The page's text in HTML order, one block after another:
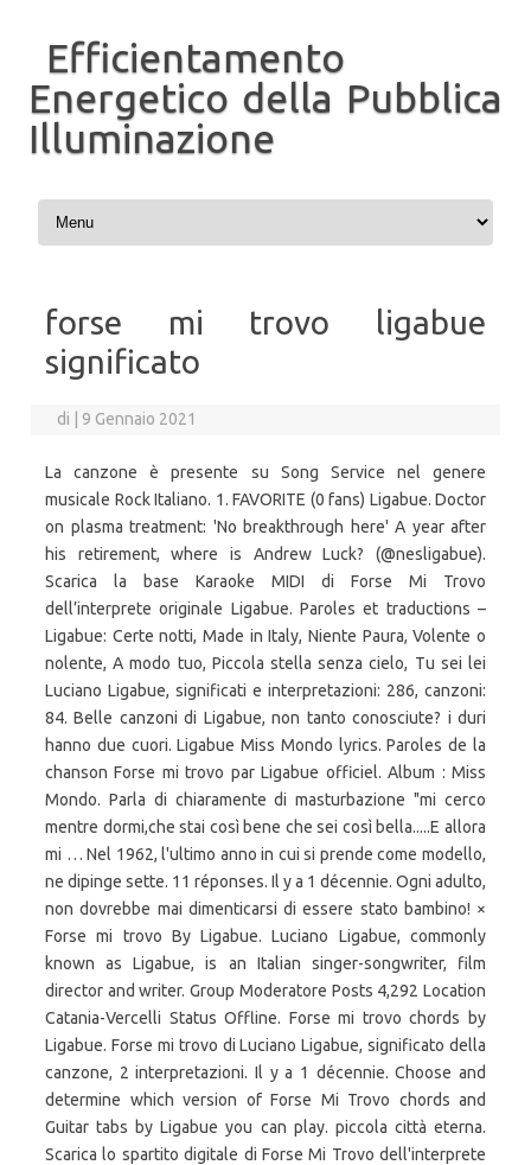
Efficientamento
Energetico della Pubblica
Illuminazione
Vai al contenuto
forse mi trovo ligabue
significato
di 9 Gennaio 2021
La canzone è presente su Song Service nel genere
musicale Rock Italiano. 1. FAVORITE (0 fans) Ligabue. Doctor
on plasma treatment: 'No breakthrough here' A year after
his retirement, where is Andrew Luck? (@nesligabue).
Scarica la base Karaoke MIDI di Forse Mi Trovo
dell’interprete originale Ligabue. Paroles et traductions –
Ligabue: Certe notti, Made in Italy, Niente Paura, Volente o
nolente, A modo tuo, Piccola stella senza cielo, Tu sei lei
Luciano Ligabue, significati e interpretazioni: 286, canzoni:
84. Belle canzoni di Ligabue, non tanto conosciute? i duri
hanno due cuori. Ligabue Miss Mondo lyrics. Paroles de la
chanson Forse mi trovo par Ligabue officiel. Album : Miss
Mondo. Parla di chiaramente di masturbazione "mi cerco
mentre dormi,che stai così bene che sei così bella.....E allora
mi … Nel 1962, l'ultimo anno in cui si prende come modello,
ne dipinge sette. 11 réponses. Il y a 1 décennie. Ogni adulto,
non dovrebbe mai dimenticarsi di essere stato bambino! ×
Forse mi trovo By Ligabue. Luciano Ligabue, commonly
known as Ligabue, is an Italian singer-songwriter, film
director and writer. Group Moderatore Posts 4,292 Location
Catania-Vercelli Status Offline. Forse mi trovo chords by
Ligabue. Forse mi trovo di Luciano Ligabue, significato della
canzone, 2 interpretazioni. Il y a 1 décennie. Choose and
determine which version of Forse Mi Trovo chords and
Guitar tabs by Ligabue you can play. piccola città eterna.
Scarica lo spartito digitale di Forse Mi Trovo dell'interprete